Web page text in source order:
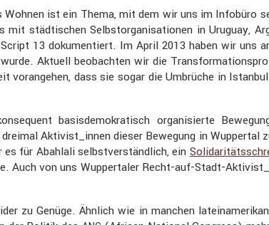
ist ein Thema, mit dem wir uns im
mit städti­schen Selbst­or­ga­ni­sa­tionen in Uruguay,
13 dokumen­tiert. Im April 2013 haben wir
Aktuell beobachten wir die
voran­gehen, dass sie sogar die Umbrüche in
basis­de­mo­kra­tisch organi­sierte
Aktivist_innen dieser Bewegung in
für Abahlali selbst­ver­ständ­lich, ein
Auch von uns Wupper­taler Recht-auf-Stadt-
zu Genüge. Ähnlich wie in manchen